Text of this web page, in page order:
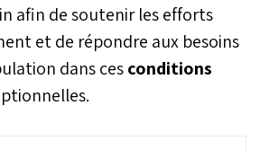
afin de soutenir les efforts
et de répondre aux besoins
dans cesconditions